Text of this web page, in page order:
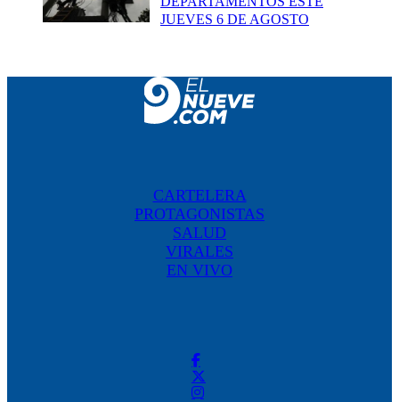
JUEVES 6 DE AGOSTO
CARTELERA
PROTAGONISTAS
SALUD
VIRALES
EN VIVO